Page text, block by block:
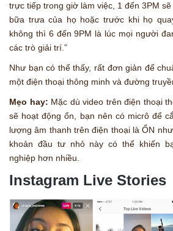
trực tiếp trong giờ làm việc, 1 đến 3PM
bữa trưa của họ hoặc trước khi họ
không thì 6 đến 9PM là lúc mọi người
các trò giải trí.”
Như bạn có thể thấy, rất đơn giản để
một điện thoại thông minh và đường
Mẹo hay: Mặc dù video trên điện thoại
sẽ hoạt động ổn, bạn nên có micrô để
lượng âm thanh trên điện thoại là ỔN
khoản đầu tư nhỏ này có thể khiến
nghiệp hơn nhiều.
Instagram Live Stories